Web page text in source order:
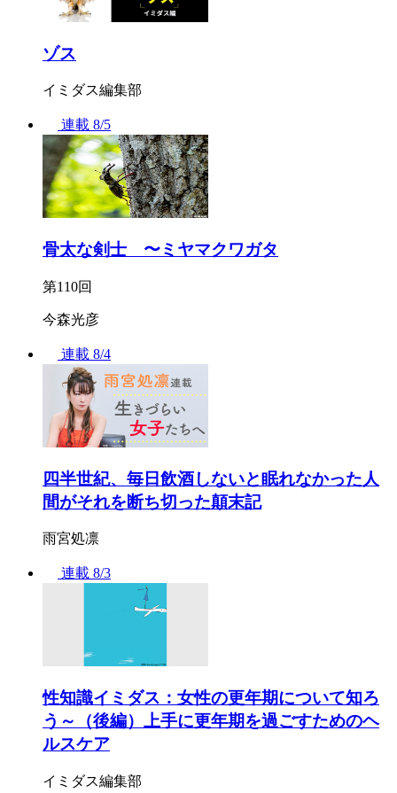
ゾス
イミダス編集部
連載 8/5
骨太な剣士 〜ミヤマクワガタ
第110回
今森光彦
連載 8/4
四半世紀、毎日飲酒しないと眠れなかった人
間がそれを断ち切った顛末記
雨宮処凛
連載 8/3
性知識イミダス：女性の更年期について知ろ
う～（後編）上手に更年期を過ごすためのヘ
ルスケア
イミダス編集部